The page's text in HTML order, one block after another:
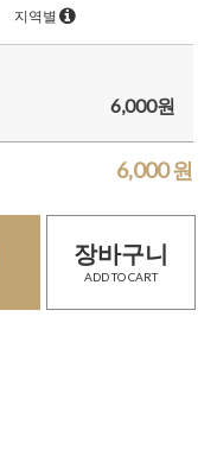
지역별
6,000원
6,000원
장바구니
ADD TO CART